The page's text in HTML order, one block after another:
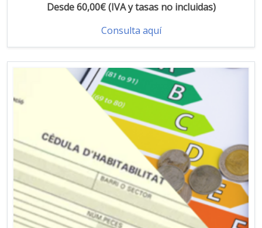
Desde 60,00€ (IVA y tasas no incluidas)
Consulta aquí